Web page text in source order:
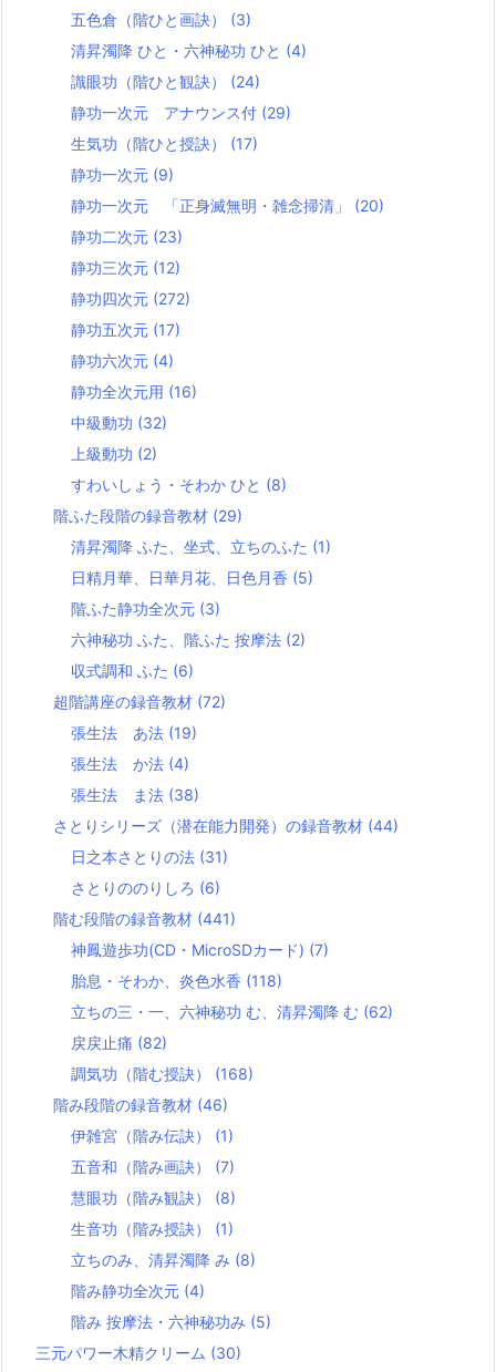
五色倉（階ひと画訣） (3)
清昇濁降 ひと・六神秘功 ひと (4)
識眼功（階ひと観訣） (24)
静功一次元 アナウンス付 (29)
生気功（階ひと授訣） (17)
静功一次元 (9)
静功一次元 「正身滅無明・雑念掃清」 (20)
静功二次元 (23)
静功三次元 (12)
静功四次元 (272)
静功五次元 (17)
静功六次元 (4)
静功全次元用 (16)
中級動功 (32)
上級動功 (2)
すわいしょう・そわか ひと (8)
階ふた段階の録音教材 (29)
清昇濁降 ふた、坐式、立ちのふた (1)
日精月華、日華月花、日色月香 (5)
階ふた静功全次元 (3)
六神秘功 ふた、階ふた 按摩法 (2)
収式調和 ふた (6)
超階講座の録音教材 (72)
張生法 あ法 (19)
張生法 か法 (4)
張生法 ま法 (38)
さとりシリーズ（潜在能力開発）の録音教材 (44)
日之本さとりの法 (31)
さとりののりしろ (6)
階む段階の録音教材 (441)
神鳳遊歩功(CD・MicroSDカード) (7)
胎息・そわか、炎色水香 (118)
立ちの三・一、六神秘功 む、清昇濁降 む (62)
戻戻止痛 (82)
調気功（階む授訣） (168)
階み段階の録音教材 (46)
伊雑宮（階み伝訣） (1)
五音和（階み画訣） (7)
慧眼功（階み観訣） (8)
生音功（階み授訣） (1)
立ちのみ、清昇濁降 み (8)
階み静功全次元 (4)
階み 按摩法・六神秘功み (5)
三元パワー木精クリーム (30)